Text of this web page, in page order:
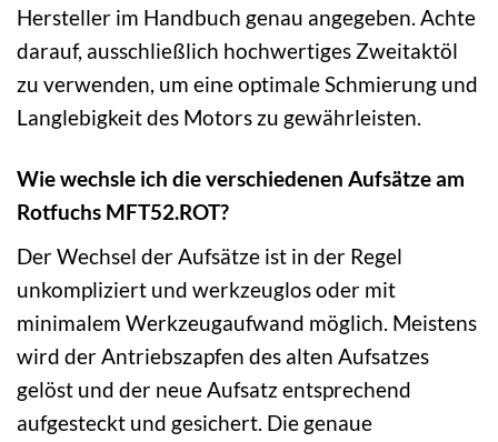
Hersteller im Handbuch genau angegeben. Achte
darauf, ausschließlich hochwertiges Zweitaktöl
zu verwenden, um eine optimale Schmierung und
Langlebigkeit des Motors zu gewährleisten.
Wie wechsle ich die verschiedenen Aufsätze am
Rotfuchs MFT52.ROT?
Der Wechsel der Aufsätze ist in der Regel
unkompliziert und werkzeuglos oder mit
minimalem Werkzeugaufwand möglich. Meistens
wird der Antriebszapfen des alten Aufsatzes
gelöst und der neue Aufsatz entsprechend
aufgesteckt und gesichert. Die genaue